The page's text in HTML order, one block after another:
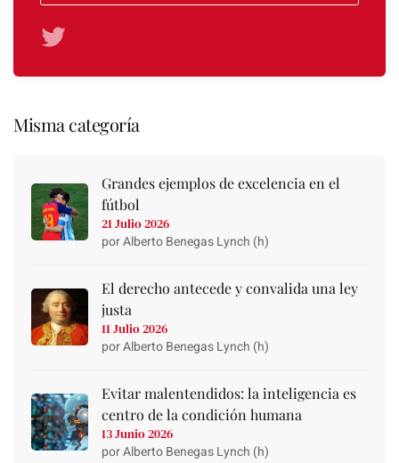
Misma categoría
Grandes ejemplos de excelencia en el
fútbol
21 Julio 2026
por Alberto Benegas Lynch (h)
El derecho antecede y convalida una ley
justa
11 Julio 2026
por Alberto Benegas Lynch (h)
Evitar malentendidos: la inteligencia es
centro de la condición humana
13 Junio 2026
por Alberto Benegas Lynch (h)